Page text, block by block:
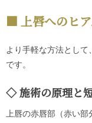
上唇へのヒ
より手軽な方法とし
です。
施術の原理と
上唇の赤唇部（赤い